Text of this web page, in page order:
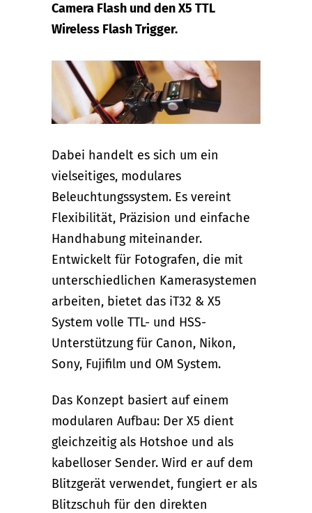
Camera Flash und den X5 TTL
Wireless Flash Trigger.
Dabei handelt es sich um ein
vielseitiges, modulares
Beleuchtungssystem. Es vereint
Flexibilität, Präzision und einfache
Handhabung miteinander.
Entwickelt für Fotografen, die mit
unterschiedlichen Kamerasystemen
arbeiten, bietet das iT32 & X5
System volle TTL- und HSS-
Unterstützung für Canon, Nikon,
Sony, Fujifilm und OM System.
Das Konzept basiert auf einem
modularen Aufbau: Der X5 dient
gleichzeitig als Hotshoe und als
kabelloser Sender. Wird er auf dem
Blitzgerät verwendet, fungiert er als
Blitzschuh für den direkten